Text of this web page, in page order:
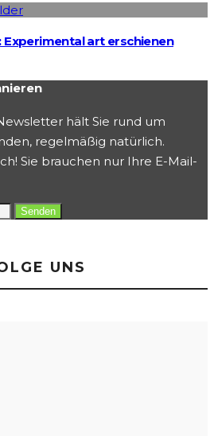
Experimental art erschienen
hält Sie rund um
regelmäßig natürlich.
Sie brauchen nur Ihre E-Mail-
UNS